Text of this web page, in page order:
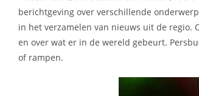
berichtgeving over verschillende
in het verzamelen van nieuws uit de regio.
en over wat er in de wereld gebeurt.
of rampen.